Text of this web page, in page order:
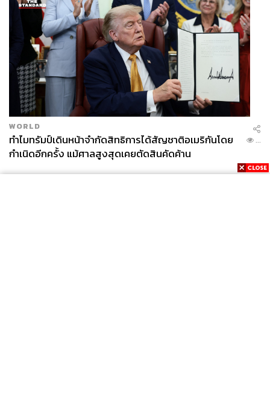
WORLD
ทำไมทรัมป์เดินหน้าจำกัดสิทธิการได้สัญชาติอเมริกันโดย
กำเนิดอีกครั้ง แม้ศาลสูงสุดเคยตัดสินคัดค้าน
...